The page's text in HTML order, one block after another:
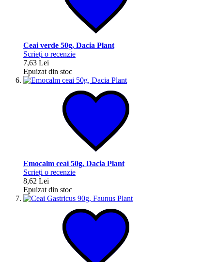
Ceai verde 50g, Dacia Plant
Scrieți o recenzie
7,63 Lei
Epuizat din stoc
Emocalm ceai 50g, Dacia Plant
Scrieți o recenzie
8,62 Lei
Epuizat din stoc